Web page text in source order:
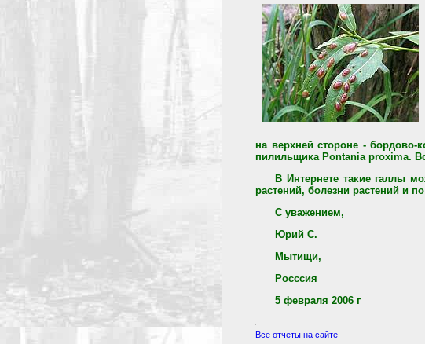
на верхней стороне - бордово-
пилильщика Pontania proxima.
В Интернете такие галлы
растений, болезни растений и
С уважением,
Юрий С.
Мытищи,
Росссия
5 февраля 2006 г
Все отчеты на сайте